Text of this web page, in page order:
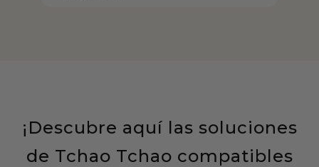
¡Descubre aquí las soluciones
de Tchao Tchao compatibles